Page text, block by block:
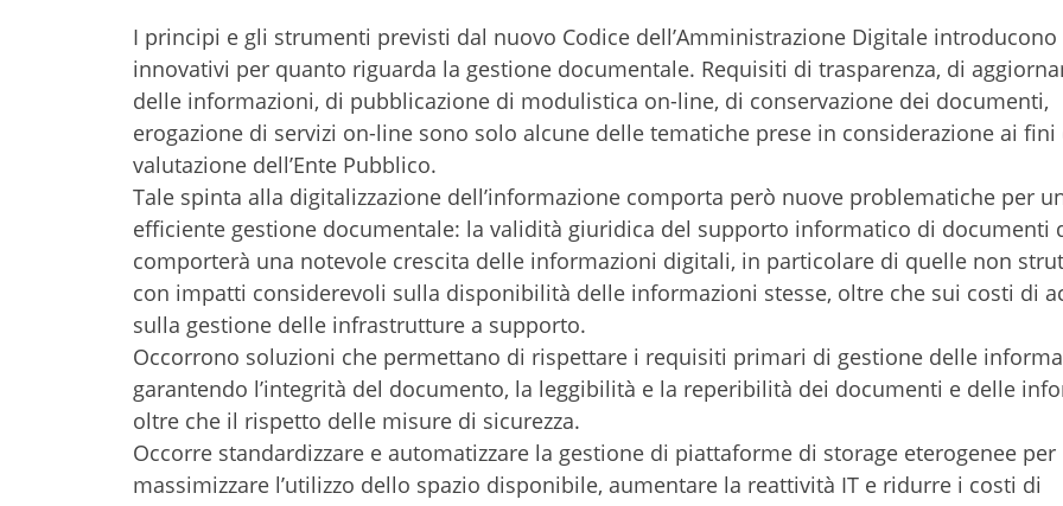
I principi e gli strumenti previsti dal nuovo Codice dell’Amministrazione Digitale introducono
innovativi per quanto riguarda la gestione documentale. Requisiti di trasparenza, di
delle informazioni, di pubblicazione di modulistica on-line, di conservazione dei documenti,
erogazione di servizi on-line sono solo alcune delle tematiche prese in considerazione ai fini
valutazione dell’Ente Pubblico.
Tale spinta alla digitalizzazione dell’informazione comporta però nuove problematiche per
efficiente gestione documentale: la validità giuridica del supporto informatico di documenti
comporterà una notevole crescita delle informazioni digitali, in particolare di quelle non
con impatti considerevoli sulla disponibilità delle informazioni stesse, oltre che sui costi di
sulla gestione delle infrastrutture a supporto.
Occorrono soluzioni che permettano di rispettare i requisiti primari di gestione delle
garantendo l’integrità del documento, la leggibilità e la reperibilità dei documenti e delle
oltre che il rispetto delle misure di sicurezza.
Occorre standardizzare e automatizzare la gestione di piattaforme di storage eterogenee per
massimizzare l’utilizzo dello spazio disponibile, aumentare la reattività IT e ridurre i costi di